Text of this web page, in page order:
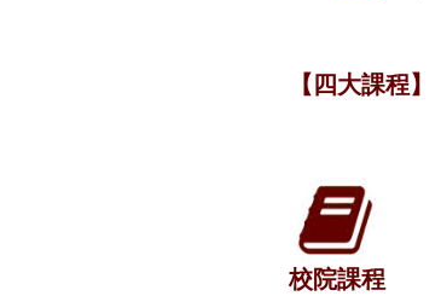
【四大課程】
校院課程